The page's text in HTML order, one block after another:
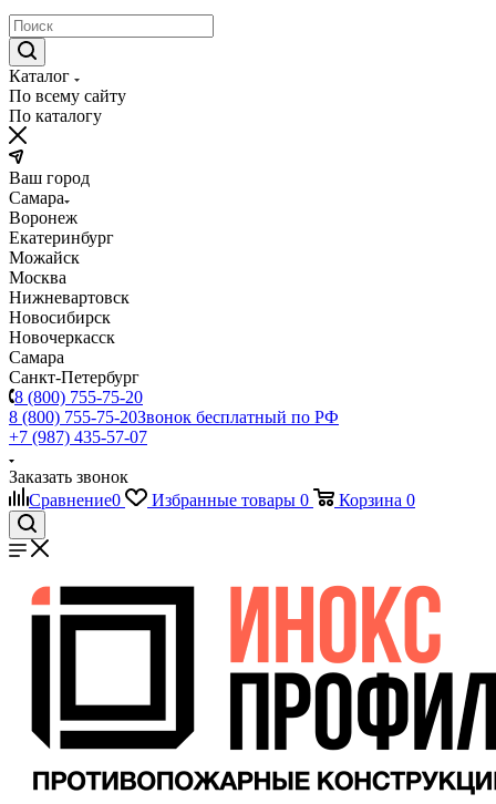
Каталог
По всему сайту
По каталогу
Ваш город
Самара
Воронеж
Екатеринбург
Можайск
Москва
Нижневартовск
Новосибирск
Новочеркасск
Самара
Санкт-Петербург
8 (800) 755-75-20
8 (800) 755-75-20Звонок бесплатный по РФ
+7 (987) 435-57-07
Заказать звонок
Сравнение0 Избранные товары 0 Корзина 0